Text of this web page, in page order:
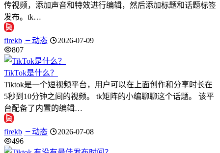
传视频，添加声音和特效进行编辑，然后添加标题和话题标签
发布。tk…
firekb 动态
2026-07-09
807
TikTok是什么？
Tiktok是一个短视频平台，用户可以在上面创作和分享时长在
5秒到10分钟之间的视频。 tk矩阵的小编聊聊这个话题。 该平
台配备了内置的编辑…
firekb 动态
2026-07-08
496